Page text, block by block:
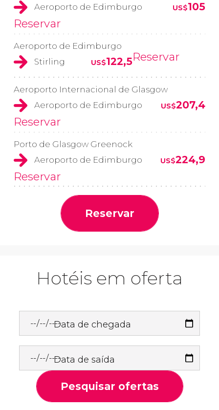
Aeroporto de Edimburgo
US$105
Reservar
Aeroporto de Edimburgo
Stirling
US$122,5Reservar
Aeroporto Internacional de Glasgow
Aeroporto de Edimburgo
US$207,4
Reservar
Porto de Glasgow Greenock
Aeroporto de Edimburgo
US$224,9
Reservar
Reservar
Hotéis em oferta
Data de chegada
Data de saída
Pesquisar ofertas